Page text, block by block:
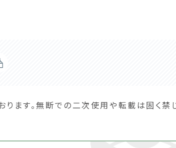
ます。無断での二次使用や転載は固く禁